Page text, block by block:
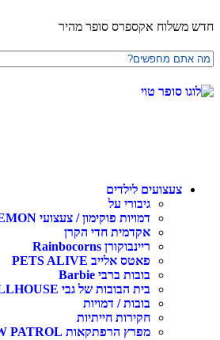
חדש משלוח אקספרס סופר מהיר
צעצועים לילדים
גיבורי על
דמויות פוקימון / צעצועי POKEMON
אקדמית חדי הקרן
ריינבוקורן Rainbocorns
פאטס אלייב PETS ALIVE
בובות ברבי Barbie
בית הבובות של גבי GABBY'S DOLLHOUSE
בובות / דמויות
חקירות חייתיות
מפרץ הרפתקאות PAW PATROL